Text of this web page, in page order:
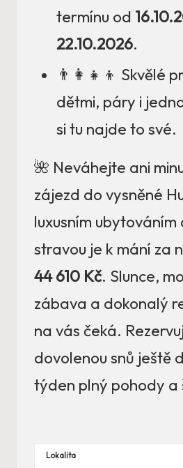
termínu od
22.10.2026.
👨‍👩‍👧‍👦 Skvělé
dětmi, páry i
si tu najde to své.
🌺 Neváhejte ani
zájezd do vysněné
luxusním ubytováním
stravou je k mání za
44 610 Kč. Slunce,
zábava a dokonalý
na vás čeká.
dovolenou snů ještě
týden plný pohody
Lokalita